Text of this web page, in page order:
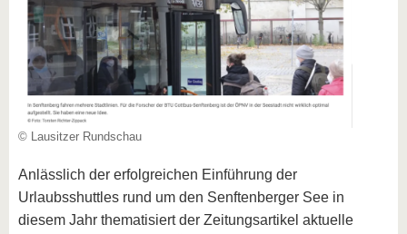
© Lausitzer Rundschau
Anlässlich der erfolgreichen Einführung der
Urlaubsshuttles rund um den Senftenberger See in
diesem Jahr thematisiert der Zeitungsartikel aktuelle